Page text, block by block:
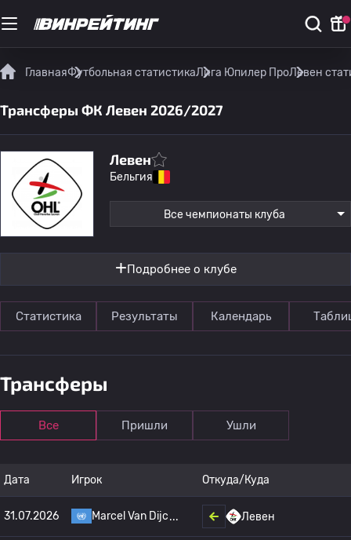
ГлавнаяФутбольная статистикаЛига Юпилер ПроЛевен
Трансферы ФК Левен 2026/2027
Левен
Бельгия
Все чемпионаты клуба
Подробнее о клубе
Статистика Результаты Календарь
Трансферы
Все Пришли Ушли
Дата Игрок Откуда/Куда
31.07.2026 Marcel Van Dijc Левен